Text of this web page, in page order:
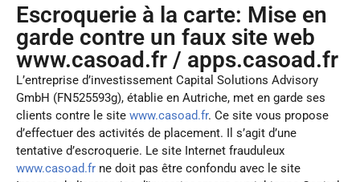
Download page
Execution policy
Download page
Other
Escroquerie à la carte: Mise en
garde contre un faux site web
www.casoad.fr / apps.casoad.fr
L’entreprise d’investissement Capital Solutions Advisory
GmbH (FN525593g), établie en Autriche, met en garde ses
clients contre le site www.casoad.fr. Ce site vous propose
d’effectuer des activités de placement. Il s’agit d’une
tentative d’escroquerie. Le site Internet frauduleux
www.casoad.fr ne doit pas être confondu avec le site